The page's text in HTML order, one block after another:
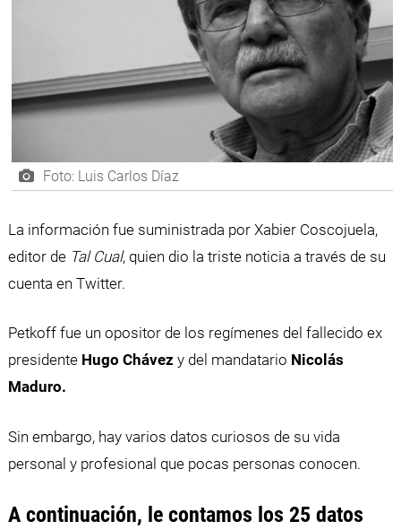
Foto: Luis Carlos Díaz
La información fue suministrada por Xabier Coscojuela,
editor de Tal Cual, quien dio la triste noticia a través de su
cuenta en Twitter.
Petkoff fue un opositor de los regímenes del fallecido ex
presidenteHugo Chávez y del mandatario Nicolás
Maduro.
Sin embargo, hay varios datos curiosos de su vida
personal y profesional que pocas personas conocen.
A continuación, le contamos los 25 datos